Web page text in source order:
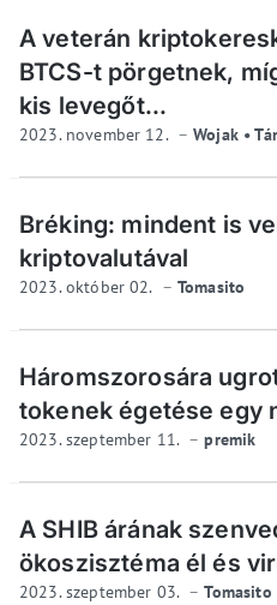
A veterán
BTCS-t pörgetnek,
kis levegőt...
2023. november 12. Wojak •
Bréking: mindent is
kriptovalutával
2023. október 02. Tomasito
Háromszorosára
tokenek égetése egy
2023. szeptember 11. premik
A SHIB árának
ökoszisztéma él és
2023. szeptember 03. Tomasito